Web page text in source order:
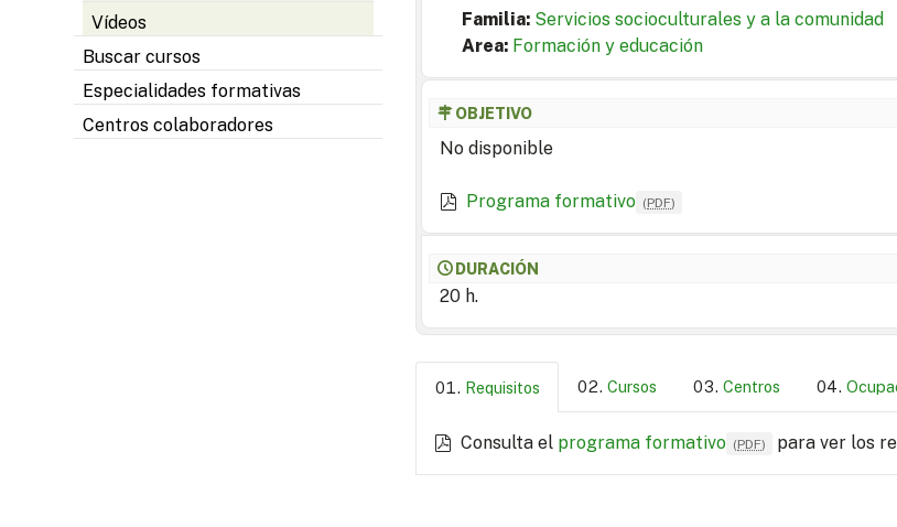
Vídeos
Buscar cursos
Especialidades formativas
Centros colaboradores
Familia: Servicios socioculturales y a la comunidad
Area: Formación y educación
OBJETIVO
No disponible
Programa formativo (PDF)
DURACIÓN
20 h.
Requisitos Cursos Centros
Consulta el programa formativo (PDF) para ver los